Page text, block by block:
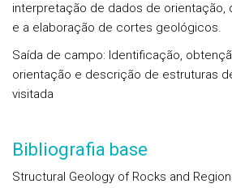
interpretação de dados de orientação,
e a elaboração de cortes geológicos.
Saída de campo: Identificação,
orientação e descrição de estruturas
visitada
Bibliografia base
Structural Geology of Rocks and